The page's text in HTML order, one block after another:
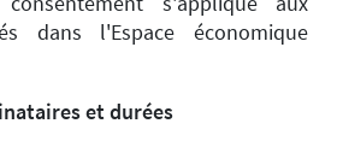
dans l'Espace économique
et durées